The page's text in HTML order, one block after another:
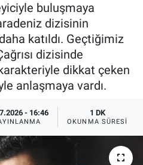
buluşmaya
dizisinin
katıldı. Geçtiğimiz
dizisinde
karakteriyle dikkat çeken
anlaşmaya vardı.
- 16:46 1 DK
OKUNMA SÜRESI